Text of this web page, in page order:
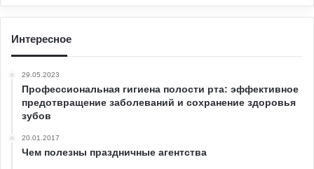
Интересное
29.05.2023
Профессиональная гигиена полости рта: эффективное
предотвращение заболеваний и сохранение здоровья
зубов
20.01.2017
Чем полезны праздничные агентства